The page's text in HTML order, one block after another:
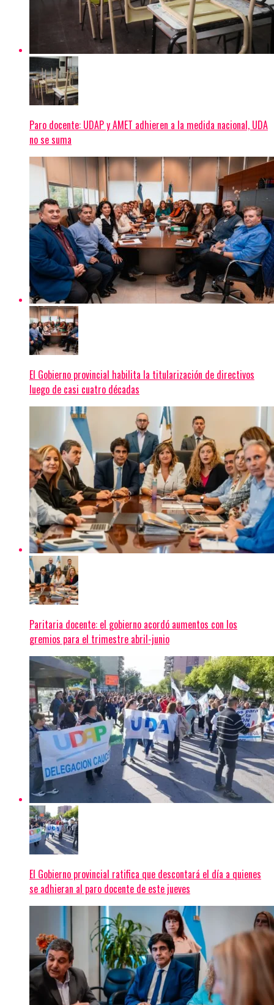
Paro docente: UDAP y AMET adhieren a la medida nacional, UDA
no se suma
El Gobierno provincial habilita la titularización de directivos
luego de casi cuatro décadas
Paritaria docente: el gobierno acordó aumentos con los
gremios para el trimestre abril-junio
El Gobierno provincial ratifica que descontará el día a quienes
se adhieran al paro docente de este jueves